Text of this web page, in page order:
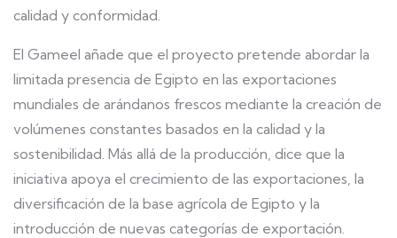
calidad y conformidad.
El Gameel añade que el proyecto pretende abordar la
limitada presencia de Egipto en las exportaciones
mundiales de arándanos frescos mediante la creación de
volúmenes constantes basados en la calidad y la
sostenibilidad. Más allá de la producción, dice que la
iniciativa apoya el crecimiento de las exportaciones, la
diversificación de la base agrícola de Egipto y la
introducción de nuevas categorías de exportación.